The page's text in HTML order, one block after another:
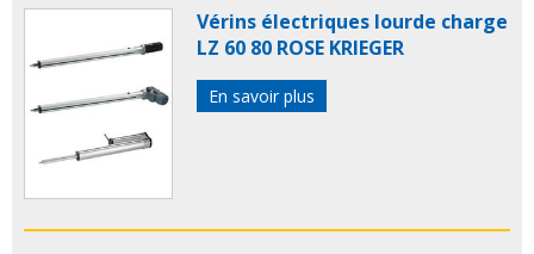
Vérins électriques lourde charge
LZ 60 80 ROSE KRIEGER
En savoir plus